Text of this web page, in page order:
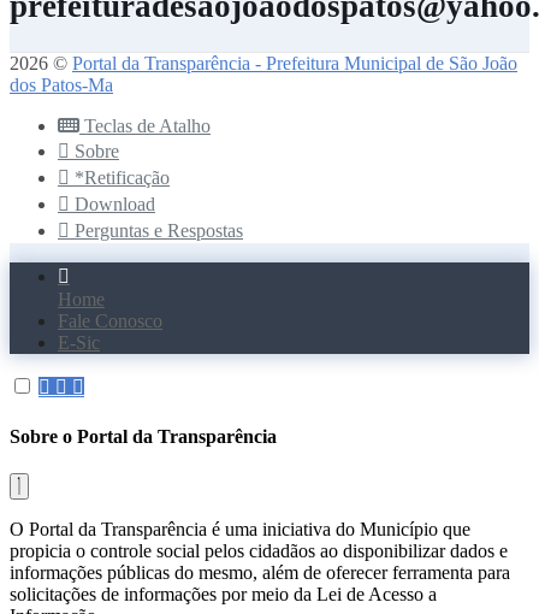
2026 © Portal da Transparência - Prefeitura Municipal de São João
dos Patos-Ma
Teclas de Atalho
Sobre
*Retificação
Download
Perguntas e Respostas
Home
Fale Conosco
E-Sic
Sobre o Portal da Transparência
O Portal da Transparência é uma iniciativa do Município que
propicia o controle social pelos cidadãos ao disponibilizar dados e
informações públicas do mesmo, além de oferecer ferramenta para
solicitações de informações por meio da Lei de Acesso a